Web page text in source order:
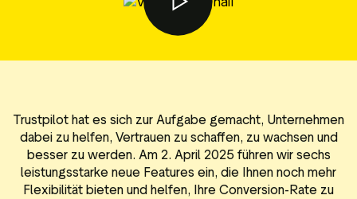
Trustpilot hat es sich zur Aufgabe gemacht, Unternehmen
dabei zu helfen, Vertrauen zu schaffen, zu wachsen und
besser zu werden. Am 2. April 2025 führen wir sechs
leistungsstarke neue Features ein, die Ihnen noch mehr
Flexibilität bieten und helfen, Ihre Conversion-Rate zu